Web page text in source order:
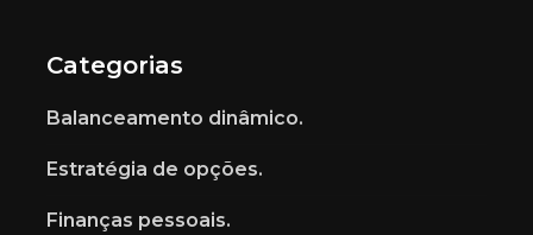
Categorias
Balanceamento dinâmico.
Estratégia de opções.
Finanças pessoais.